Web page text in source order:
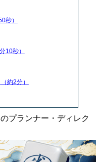
秒）
10秒）
（約2分）
プランナー・ディレク